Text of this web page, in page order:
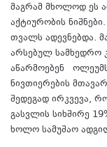
მაგრამ მხოლოდ ეს
აქტიურობის
თვალს ადევნებდა.
არსებულ სამხედრო
აწარმოებენ
ნივთიერების
შედეგად ირკვევა,
გასვლის სიხშირე
ხოლო სამუშაო